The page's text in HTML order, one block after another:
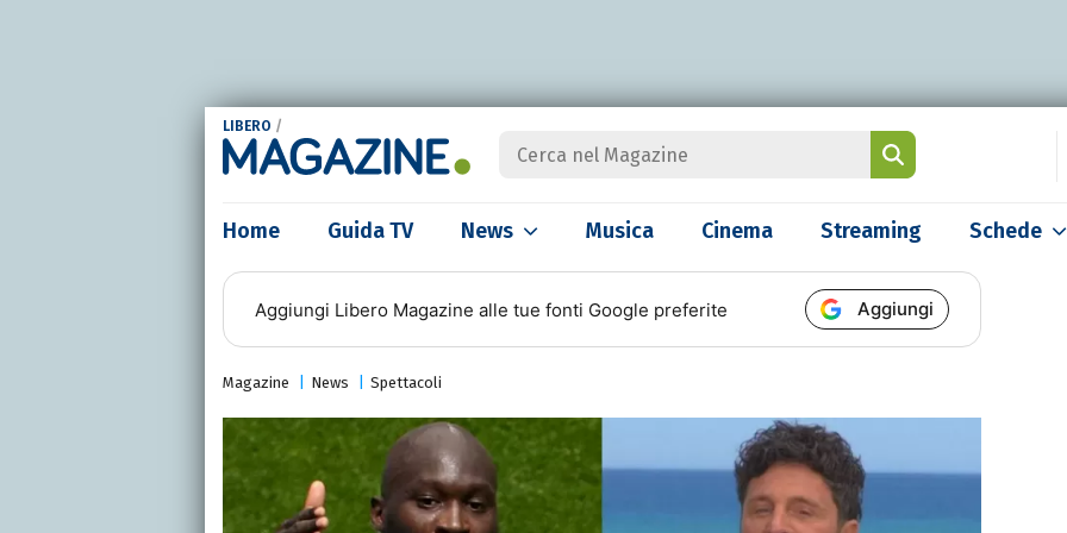
LIBERO /
Home Guida TV News Musica Cinema Streaming Schede
Aggiungi Libero Magazine alle tue fonti Google preferite Aggiungi
Magazine News Spettacoli